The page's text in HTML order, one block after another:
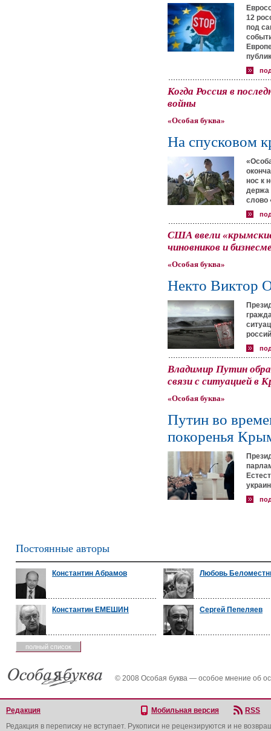
12
под
Когда Россия в
войны
«Особая буква»
На спусковом
нос к
держа
слово
США ввели
чиновников и
«Особая буква»
Некто Виктор
Владимир Путин
связи с ситуацией
«Особая буква»
Путин во
покоренья
Постоянные авторы
Константин Абрамов Любовь
Константин ЕМЕШИН Сергей Пепеляев
полный список
© 2008 Особая буква — особое мнение об
Редакция Мобильная версия
RSS
Редакция в переписку не вступает. Рукописи не рецензируются и не